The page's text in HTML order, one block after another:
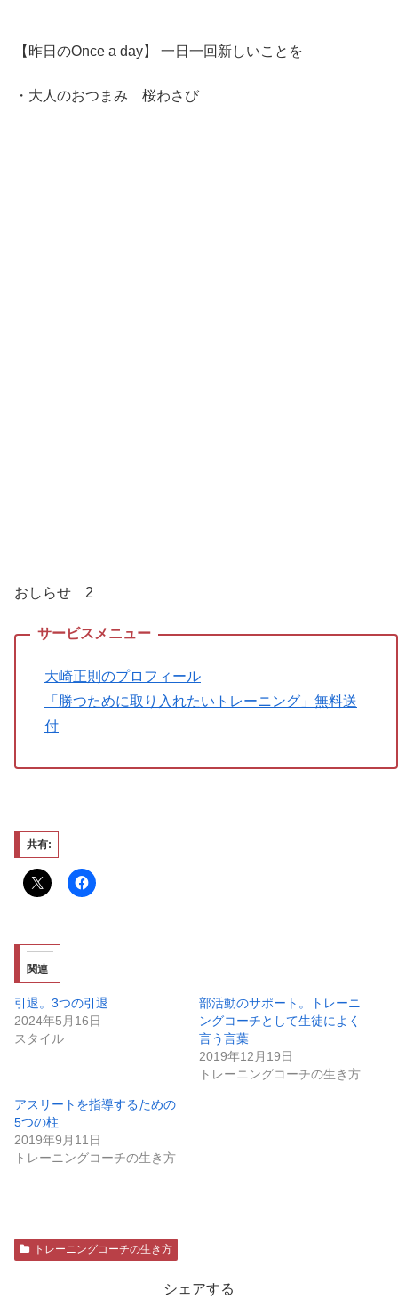
【昨日のOnce a day】 一日一回新しいことを
・大人のおつまみ 桜わさび
おしらせ 2
大崎正則のプロフィール
「勝つために取り入れたいトレーニング」無料送
付
共有:
関連
引退。3つの引退
2024年5月16日
スタイル
部活動のサポート。トレーニ
ングコーチとして生徒によく
言う言葉
2019年12月19日
トレーニングコーチの生き方
アスリートを指導するための
5つの柱
2019年9月11日
トレーニングコーチの生き方
トレーニングコーチの生き方
シェアする